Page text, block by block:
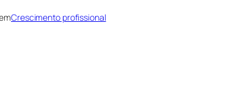
Crescimento profissional